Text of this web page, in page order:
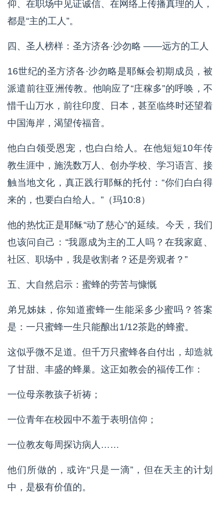
仰、在职场中见证诚信、在网络上传播真理的人，
都是“主的工人”。
四、圣人榜样：圣方济各·沙勿略 ——远方的工人
16世纪的圣方济各·沙勿略是耶稣会初期成员，被
派遣前往亚洲传教。他响应了“庄稼多”的呼唤，不
惜千山万水，前往印度、日本，甚至临终时还望着
中国海岸，渴望传福音。
他白白领受恩宠，也白白给人。在他短短10年传
教生涯中，施洗数万人、创办学校、学习语言、接
触当地文化，真正践行耶稣的托付：“你们白白得
来的，也要白白给人。”（玛10:8）
他的热忱正是耶稣“动了慈心”的延续。今天，我们
也该问自己：“我愿成为主的工人吗？在我家庭、
社区、职场中，我是收割者？还是旁观者？”
五、大自然启示：蜜蜂的劳苦与慷慨
弟兄姊妹，你知道蜜蜂一生能采多少蜜吗？答案
是：一只蜜蜂一生只能酿出1/12茶匙的蜂蜜。
这似乎微不足道。但千万只蜜蜂各自付出，却造就
了甘甜、丰盛的蜂巢。这正如教会的福传工作：
一位母亲教孩子祈祷；
一位青年在校园中不羞于表明信仰；
一位教友每周探访病人……
他们所做的，或许“只是一滴”，但在天主的计划
中，是极有价值的。